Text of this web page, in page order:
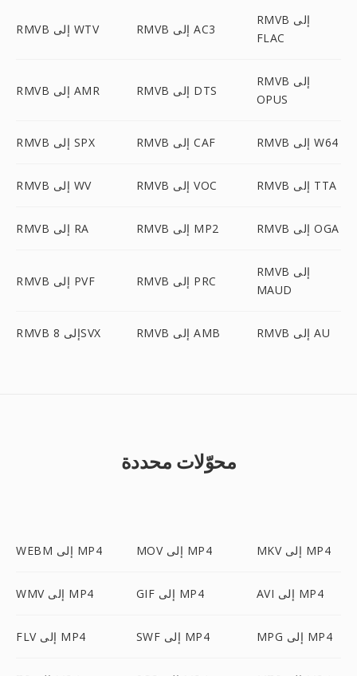
RMVB إلى WTV RMVB إلى AC3
RMVB إلى
FLAC
RMVB إلى AMR RMVB إلى DTS
RMVB إلى
OPUS
RMVB إلى SPX RMVB إلى CAF RMVB إلى W64
RMVB إلى WV RMVB إلى VOC RMVB إلى TTA
RMVB إلى RA RMVB إلى MP2 RMVB إلى OGA
RMVB إلى PVF RMVB إلى PRC
RMVB إلى
MAUD
RMVB إلى 8SVX RMVB إلى AMB RMVB إلى AU
محوّلات محددة
WEBM إلى MP4 MOV إلى MP4 MKV إلى MP4
WMV إلى MP4 GIF إلى MP4 AVI إلى MP4
FLV إلى MP4 SWF إلى MP4 MPG إلى MP4